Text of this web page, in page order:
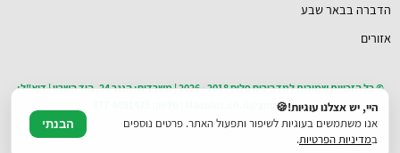
הדברה בבאר שבע
אזורים
© כל הזכויות שמורות למדבירים פלוס 2018 - 2026 | משרדים: הנגר 24, הוד השרון | דוא"ל:
Madplus.co.il@gmail.com | טלפון: 077-6051425היי, יש אצלנו עוגיות!🍪
אנו משתמשים בעוגיות לשיפור ותפעול האתר. פרטים נוספים
במדיניות הפרטיות.
הבנתי